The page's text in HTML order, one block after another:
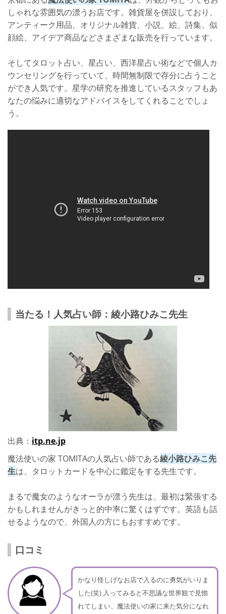
しゃれな雰囲気の漂うお店です。雑貨屋を併設しており、
アンティーク用品、オリジナル雑貨、小説、絵、詩集、似
顔絵、アイデア商品などさまざまな販売を行っています。
そしてタロット占い、星占い、西洋星占い術などで個人カ
ウンセリングを行っていて、時間無制限で存分に占うこと
ができ人気です。星学の研究を推進しているスタッフもあ
なたの悩みに適切なアドバイスをしてくれることでしょ
う。
当たる！人気占い師：綾小路ひみこ先生
出典： itp.ne.jp
魔法使いの家 TOMITAの人気占い師である綾小路ひみこ先
生は、タロットカードを中心に鑑定をする先生です。
まるで魔女のようなオーラが漂う先生は、最初は緊張する
かもしれませんがきっと的中率に驚くはずです。英語も話
せるようなので、外国人の方にもおすすめです。
口コミ
かなり怪しげなお店で入るのに勇気がいりま
した(笑) 入ってみると不思議な世界観で見惚
れてしまい、魔法使いの家に来た気分になれ